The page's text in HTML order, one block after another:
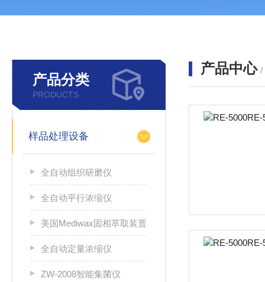
产品分类
PRODUCTS
样品处理设备
全自动组织研磨仪
全自动平行浓缩仪
美国Mediwax固相萃取装置
全自动定量浓缩仪
ZW-2008智能集菌仪
产品中心 /